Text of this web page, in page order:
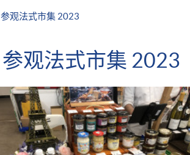
参观法式市集 2023
参观法式市集 2023